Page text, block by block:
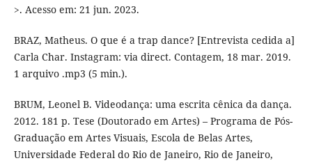
>. Acesso em: 21 jun. 2023.
BRAZ, Matheus. O que é a trap dance? [Entrevista cedida a]
Carla Char. Instagram: via direct. Contagem, 18 mar. 2019.
1 arquivo .mp3 (5 min.).
BRUM, Leonel B. Videodança: uma escrita cênica da dança.
2012. 181 p. Tese (Doutorado em Artes) – Programa de Pós-
Graduação em Artes Visuais, Escola de Belas Artes,
Universidade Federal do Rio de Janeiro, Rio de Janeiro,